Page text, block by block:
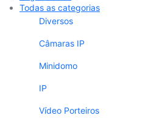
Todas as categorias
Diversos
Câmaras IP
Minidomo
IP
Vídeo Porteiros